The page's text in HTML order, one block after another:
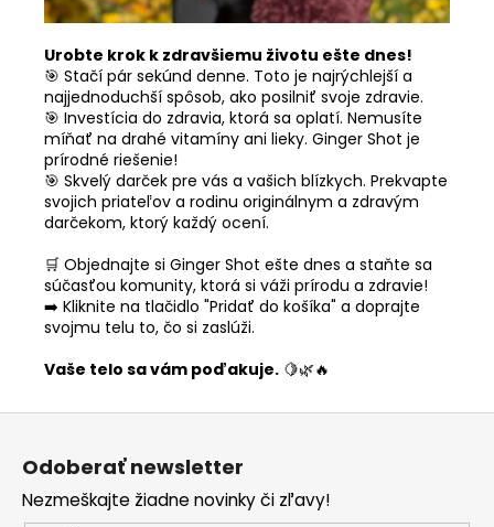
Urobte krok k zdravšiemu životu ešte dnes!
🎯 Stačí pár sekúnd denne. Toto je najrýchlejší a
najjednoduchší spôsob, ako posilniť svoje zdravie.
🎯 Investícia do zdravia, ktorá sa oplatí. Nemusíte
míňať na drahé vitamíny ani lieky. Ginger Shot je
prírodné riešenie!
🎯 Skvelý darček pre vás a vašich blízkych. Prekvapte
svojich priateľov a rodinu originálnym a zdravým
darčekom, ktorý každý ocení.
🛒 Objednajte si Ginger Shot ešte dnes a staňte sa
súčasťou komunity, ktorá si váži prírodu a zdravie!
➡️ Kliknite na tlačidlo "Pridať do košíka" a doprajte
svojmu telu to, čo si zaslúži.
Vaše telo sa vám poďakuje. 🍋🌿🔥
Odoberať newsletter
Nezmeškajte žiadne novinky či zľavy!